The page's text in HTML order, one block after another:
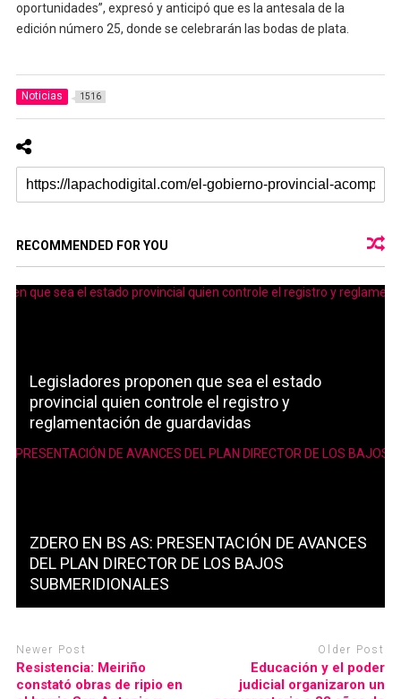
oportunidades”, expresó y anticipó que es la antesala de la
edición número 25, donde se celebrarán las bodas de plata.
Noticias 1516
RECOMMENDED FOR YOU
Legisladores proponen que sea el estado
provincial quien controle el registro y
reglamentación de guardavidas
ZDERO EN BS AS: PRESENTACIÓN DE AVANCES
DEL PLAN DIRECTOR DE LOS BAJOS
SUBMERIDIONALES
Newer Post
Resistencia: Meiriño
constató obras de ripio en
Older Post
Educación y el poder
judicial organizaron un